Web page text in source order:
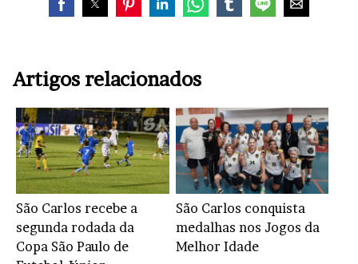
Artigos relacionados
São Carlos recebe a
segunda rodada da
Copa São Paulo de
São Carlos conquista
medalhas nos Jogos da
Melhor Idade